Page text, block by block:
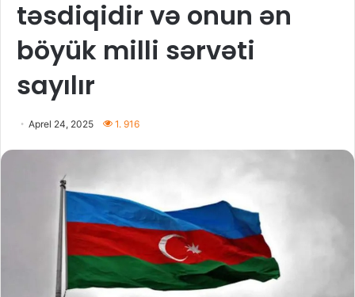
təsdiqidir və onun ən
böyük milli sərvəti
sayılır
Aprel 24, 2025 1. 916